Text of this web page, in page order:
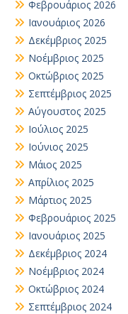
Φεβρουάριος 2026
Ιανουάριος 2026
Δεκέμβριος 2025
Νοέμβριος 2025
Οκτώβριος 2025
Σεπτέμβριος 2025
Αύγουστος 2025
Ιούλιος 2025
Ιούνιος 2025
Μάιος 2025
Απρίλιος 2025
Μάρτιος 2025
Φεβρουάριος 2025
Ιανουάριος 2025
Δεκέμβριος 2024
Νοέμβριος 2024
Οκτώβριος 2024
Σεπτέμβριος 2024